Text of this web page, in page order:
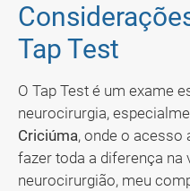
Tap Test
O Tap Test é um exame
neurocirurgia,
Criciúma, onde o
fazer toda a diferença na
neurocirurgião, meu